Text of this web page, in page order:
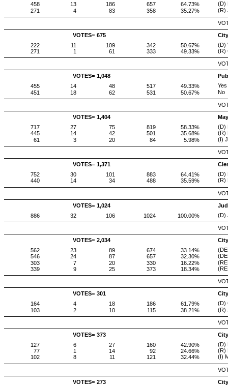
458
13 186 657 64.73%
(D)
271
4 83 358 35.27% (R)
VOTES= 675
222
11 109 342 50.67%
(D)
271
1 61 333 49.33% (R)
VOTES= 1,048
455
14 48 517 49.33%
Yes
451
18 62 531 50.67% No
VOTES= 1,404
717
27 75 819 58.33%
(D)
445
14 42 501 35.68%
(R)
61
3 20 84 5.98% (I)
VOTES= 1,371
752
30 101 883 64.41%
(D)
440
14 34 488 35.59% (R)
VOTES= 1,024
886
32 106 1024 100.00% (D)
VOTES= 2,034
562
23 89 674 33.14%
546
24 87 657 32.30%
303
7 20 330 16.22%
339
9 25 373 18.34%
VOTES= 301
164
4 18 186 61.79%
(D)
103
2 10 115 38.21% (R)
VOTES= 373
127
6 27 160 42.90%
(D)
77
1 14 92 24.66%
(R)
102
8 11 121 32.44% (I)
VOTES= 273